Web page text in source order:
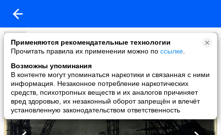
Применяются рекомендательные технологии
Прочитать правила их применении можно по ссылке
Возможны упоминания
В контенте могут упоминаться наркотики и связанная с ними
информация. Незаконное потребление наркотических
средств, психотропных веществ и их аналогов причиняет
вред здоровью, их незаконный оборот запрещён и влечёт
установленную законодательством ответственность
xxxyyy
added a photo
13 Oct в 21:57